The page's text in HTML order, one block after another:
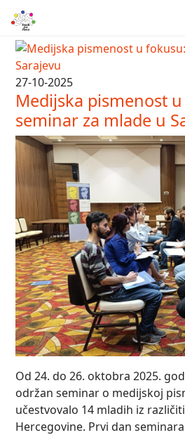
27-10-2025
Medijska pismenost
seminar za mlade u
Od 24. do 26. oktobra 2025.
održan seminar o medijskoj
učestvovalo 14 mladih iz
Hercegovine. Prvi dan